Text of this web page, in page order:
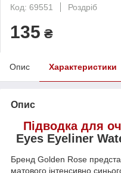
Код: 69551
Роздріб
135 ₴
Опис Характеристики
Опис
Підводка для
Eyes Eyeliner
Бренд Golden Rose
матового інтенсивно